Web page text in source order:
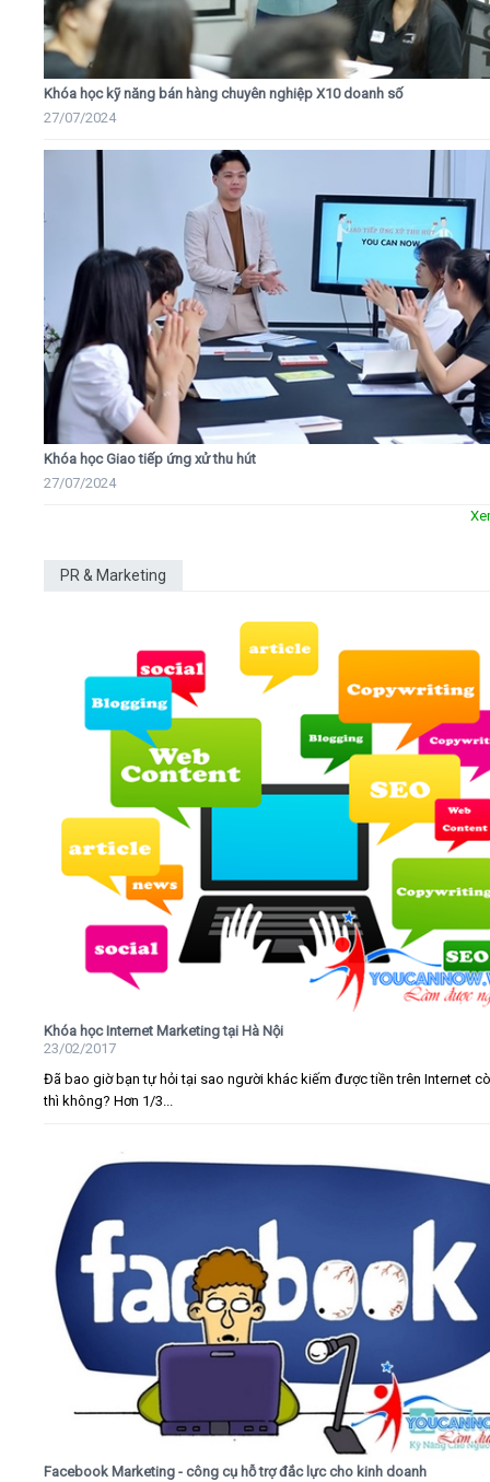
Khóa học kỹ năng bán hàng chuyên nghiệp X10 doanh số
27/07/2024
Khóa học Giao tiếp ứng xử thu hút
27/07/2024
PR & Marketing
Khóa học Internet Marketing tại Hà Nội
23/02/2017
Đã bao giờ bạn tự hỏi tại sao người khác kiếm được tiền trên Internet
thì không? Hơn 1/3...
Facebook Marketing - công cụ hỗ trợ đắc lực cho kinh doanh